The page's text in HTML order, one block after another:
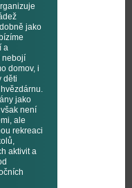
jako
a
nebojí
domov, i
děti
jako
není
ale
rekreaci
aktivit a